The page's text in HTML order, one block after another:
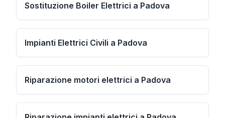
Sostituzione Boiler Elettrici a Padova
Impianti Elettrici Civili a Padova
Riparazione motori elettrici a Padova